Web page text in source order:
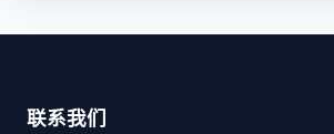
联系我们